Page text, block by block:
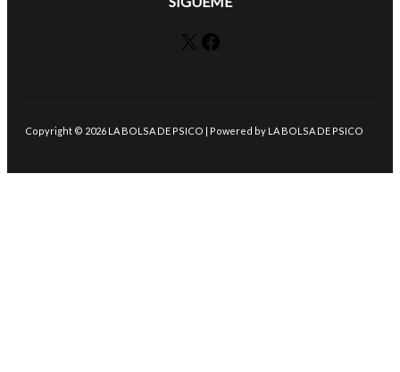
X Facebook
Copyright © 2026 LA BOLSA DE PSICO | Powered by LA BOLSA DE PSICO